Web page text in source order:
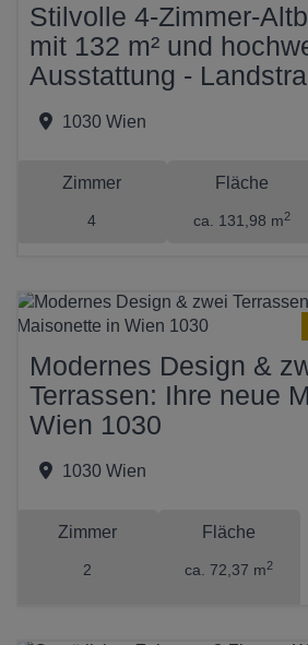
Stilvolle 4-Zimmer-
mit 132 m² und
Ausstattung -
1030 Wien
Zimmer
4
Fläche
ca. 131,98 m2
Modernes Design &
Terrassen: Ihre neue
Wien 1030
1030 Wien
Zimmer
2
Fläche
ca. 72,37 m2